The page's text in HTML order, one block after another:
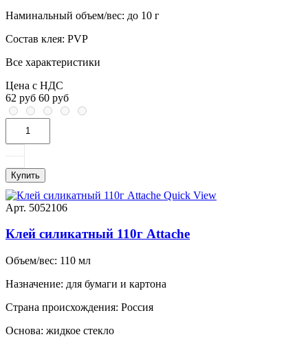
Наминальный объем/вес: до 10 г
Состав клея: PVP
Все характеристики
Цена с НДС
62 руб 60 руб
Купить
Quick View
Арт. 5052106
Клей силикатный 110г Attache
Объем/вес: 110 мл
Назначение: для бумаги и картона
Страна происхождения: Россия
Основа: жидкое стекло